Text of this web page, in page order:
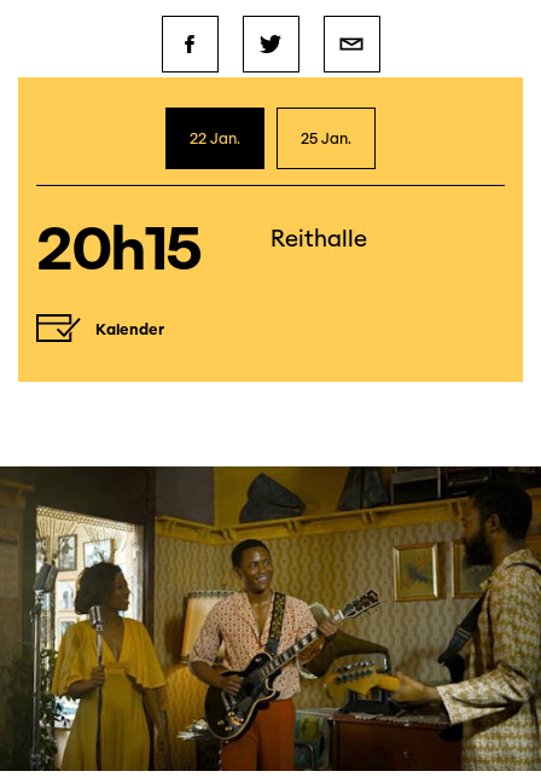
22 Jan. 25 Jan.
20h15 Reithalle
Kalender